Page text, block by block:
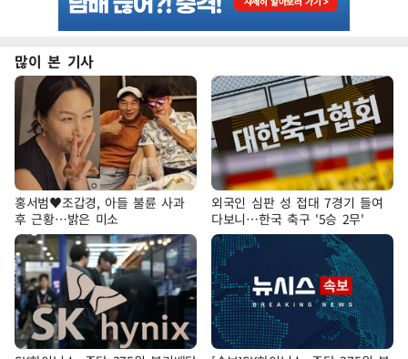
많이 본 기사
홍서범♥조갑경, 아들 불륜 사과
후 근황…밝은 미소
외국인 심판 성 접대 7경기 들여
다보니…한국 축구 '5승 2무'